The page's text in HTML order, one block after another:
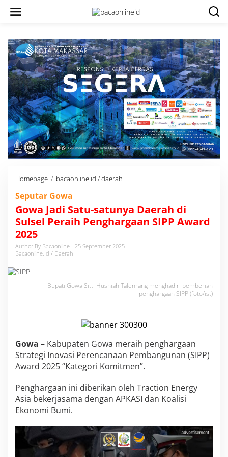
Homepage / bacaonline.id / daerah
a
J
a
i
-
u
y
a
a
r
a
i
S
u
l
Seputar Gowa
Gowa Jadi Satu-satunya Daerah di
Sulsel Peraih Penghargaan SIPP Award
2025
Author By Bacaonline
25 September 2025
Bacaonline.id / Daerah
Bupati Gowa Sitti Husniah Talenrang menghadiri pemberian
penghargaan SIPP.(foto/ist)
Gowa – Kabupaten Gowa meraih penghargaan
Strategi Inovasi Perencanaan Pembangunan (SIPP)
Award 2025 “Kategori Komitmen”.
Penghargaan ini diberikan oleh Traction Energy
Asia bekerjasama dengan APKASI dan Koalisi
Ekonomi Bumi.